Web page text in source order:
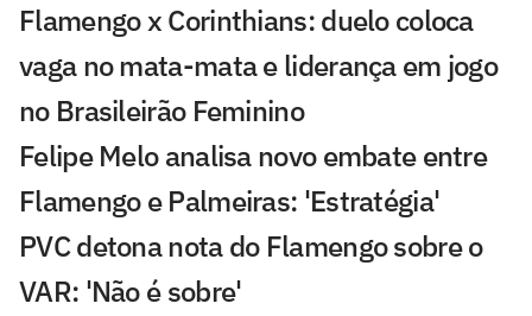
Flamengo x Corinthians: duelo coloca
vaga no mata-mata e liderança em jogo
no Brasileirão Feminino
Felipe Melo analisa novo embate entre
Flamengo e Palmeiras: 'Estratégia'
PVC detona nota do Flamengo sobre o
VAR: 'Não é sobre'